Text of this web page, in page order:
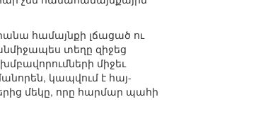
համայնքի լճացած ու
տեղը զիջեց
միջեւ
կապվում է հայ-
մեկը, որը հարմար պահի